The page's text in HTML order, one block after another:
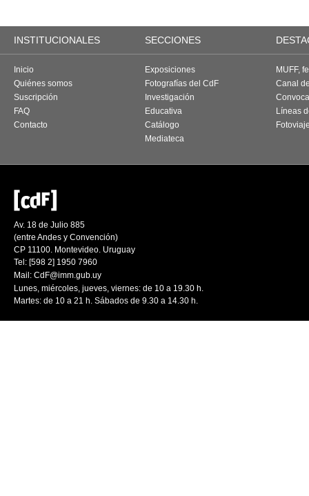
INSTITUCIONALES SECCIONES
Inicio
Quiénes somos
Suscripción
FAQ
Contacto
Exposiciones
Fotografías del CdF
Investigación
Educativa
Catálogo
Mediateca
MUFF,
Canal
Líneas
Av. 18 de Julio 885
(entre Andes y Convención)
CP 11100. Montevideo. Uruguay
Tel: [598 2] 1950 7960
Mail: CdF@imm.gub.uy
Lunes, miércoles, jueves, viernes: de 10 a 19.30 h.
Martes: de 10 a 21 h. Sábados de 9.30 a 14.30 h.